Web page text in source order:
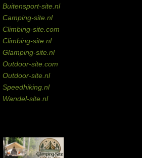
Buitensport-site.nl
Camping-site.nl
Climbing-site.com
Climbing-site.nl
Glamping-site.nl
Outdoor-site.com
Outdoor-site.nl
Speedhiking.nl
Wandel-site.nl